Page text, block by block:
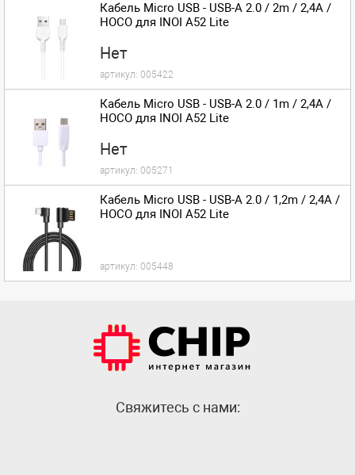
Кабель Micro USB - USB-A 2.0 / 2m / 2,4A /
HOCO для INOI A52 Lite
Нет
артикул: 005422
Кабель Micro USB - USB-A 2.0 / 1m / 2,4A /
HOCO для INOI A52 Lite
Нет
артикул: 005271
Кабель Micro USB - USB-A 2.0 / 1,2m / 2,4A /
HOCO для INOI A52 Lite
артикул: 005448
Cвяжитесь с нами: